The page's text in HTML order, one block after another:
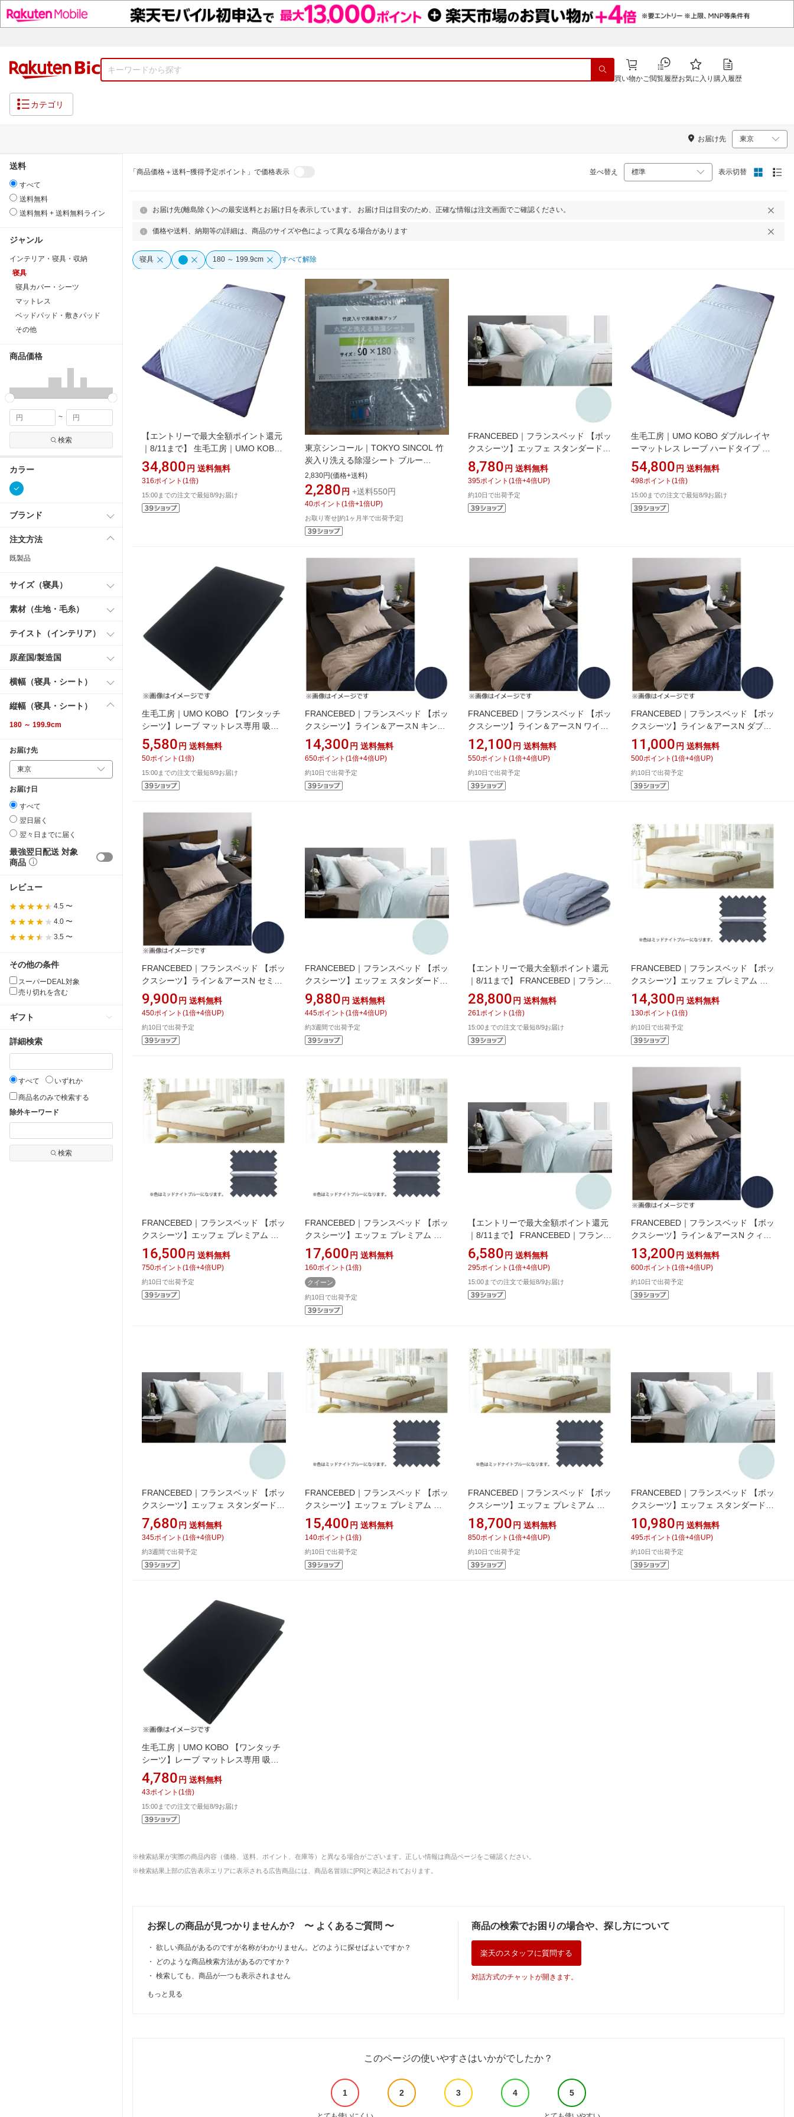
買い物かご閲覧履歴お気に入り 購入履歴
カテゴリ
お届け先
送料
すべて
送料無料
送料無料 + 送料無料ライン
ジャンル
インテリア・寝具・収納
寝具
寝具カバー・シーツ
マットレス
ベッドパッド・敷きパッド
その他
商品価格
~
検索
カラー
ブランド
注文方法
既製品
サイズ（寝具）
素材（生地・毛糸）
テイスト（インテリア）
原産国/製造国
横幅（寝具・シート）
縦幅（寝具・シート）
180 ～ 199.9cm
お届け先
お届け日
すべて
翌日届く
翌々日までに届く
最強翌日配送 対象
商品
レビュー
4.5 〜
4.0 〜
3.5 〜
その他の条件
スーパーDEAL対象
売り切れを含む
ギフト
詳細検索
すべて
いずれか
商品名のみで検索する
除外キーワード
検索
「商品価格＋送料−獲得予定ポイント」で価格表示 並べ替え 表示切替
お届け先(離島除く)への最安送料とお届け日を表示しています。 お届け日は目安のため、正確な情報は注文画面でご確認ください。
価格や送料、納期等の詳細は、商品のサイズや色によって異なる場合があります
寝具 180 ～ 199.9cm すべて解除
【エントリーで最大全額ポイント還元
｜8/11まで】 生毛工房｜UMO KOBO
ダブルレイヤーマットレス レーブ ハ
ードタイプ グレー×ブルー UM-B57-
HS [シングルサイズ]
34,800 円 送料無料
316ポイント (1 倍)
15:00までの注文で最短8/9お届け
東京シンコール｜TOKYO SINCOL 竹
炭入り洗える除湿シート ブルー
98005166 [90×180cm /シングルサイ
ズ /除湿パッド]
2,830円(価格+送料)
2,280 円 +送料550円
40ポイント (1倍+1倍UP)
お取り寄せ[約1ヶ月半で出荷予定]
FRANCEBED｜フランスベッド 【ボッ
クスシーツ】エッフェ スタンダード
ワイドダブルサイズ(綿
100%/154×195×35cm/ブルー) フラン
スベッド
8,780 円 送料無料
395ポイント (1 倍+4倍UP)
約10日で出荷予定
生毛工房｜UMO KOBO ダブルレイヤ
ーマットレス レーブ ハードタイプ グ
レー×ブルー UM-B57-HD [ダブルサイ
ズ]
54,800 円 送料無料
498ポイント (1 倍)
15:00までの注文で最短8/9お届け
生毛工房｜UMO KOBO 【ワンタッチ
シーツ】レーブ マットレス専用 吸水
速乾タイプ ダブルサイズ
（140×197×8cm/ネイビー）
5,580 円 送料無料
50ポイント (1倍)
15:00までの注文で最短8/9お届け
FRANCEBED｜フランスベッド 【ボッ
クスシーツ】ライン＆アースN キング
サイズ（綿100％/195×195×35cm/ネイ
ビー） フランスベッド
14,300 円 送料無料
650ポイント (1倍+4倍UP)
約10日で出荷予定
FRANCEBED｜フランスベッド 【ボッ
クスシーツ】ライン＆アースN ワイド
ダブルサイズ（綿
100％/154×195×35cm/ネイビー） フ
ランスベッド
12,100 円 送料無料
550ポイント (1倍+4倍UP)
約10日で出荷予定
FRANCEBED｜フランスベッド 【ボッ
クスシーツ】ライン＆アースN ダブル
サイズ（綿100％/140×195×35cm/ネイ
ビー） フランスベッド
11,000 円 送料無料
500ポイント (1倍+4倍UP)
約10日で出荷予定
FRANCEBED｜フランスベッド 【ボッ
クスシーツ】ライン＆アースN セミダ
ブルサイズ（綿100％/122×195×35cm/
ネイビー） フランスベッド
9,900 円 送料無料
450ポイント (1倍+4倍UP)
約10日で出荷予定
FRANCEBED｜フランスベッド 【ボッ
クスシーツ】エッフェ スタンダード
クィーンサイズ(綿
100%/170×195×35cm/ブルー) フラン
スベッド
9,880 円 送料無料
445ポイント (1倍+4倍UP)
約3週間で出荷予定
【エントリーで最大全額ポイント還元
｜8/11まで】 FRANCEBED｜フランス
ベッド 【ベッドパッド/ボックスシー
ツ】クラウディアベッドパッド＆マッ
トレスカバー(ワイドダブルサイ
ズ/154×195cm/ブルー) フランスベッ
ド
28,800 円 送料無料
261ポイント (1倍)
15:00までの注文で最短8/9お届け
FRANCEBED｜フランスベッド 【ボッ
クスシーツ】エッフェ プレミアム セ
ミダブルサイズ(綿
100%/122×195×40cm/ミッドナイトブ
ルー) フランスベッド
14,300 円 送料無料
130ポイント (1倍)
約10日で出荷予定
FRANCEBED｜フランスベッド 【ボッ
クスシーツ】エッフェ プレミアム ワ
イドダブルサイズ(綿
100%/154×195×40cm/ミッドナイトブ
ルー) フランスベッド
16,500 円 送料無料
750ポイント (1倍+4倍UP)
約10日で出荷予定
FRANCEBED｜フランスベッド 【ボッ
クスシーツ】エッフェ プレミアム ク
ィーンサイズ(綿
100%/170×195×40cm/ミッドナイトブ
ルー) フランスベッド
17,600 円 送料無料
160ポイント (1倍)
クイーン
約10日で出荷予定
【エントリーで最大全額ポイント還元
｜8/11まで】 FRANCEBED｜フランス
ベッド 【ボックスシーツ】エッフェ
スタンダード セミダブルサイズ(綿
100%/122×195×35cm/ブルー) フラン
スベッド
6,580 円 送料無料
295ポイント (1倍+4倍UP)
15:00までの注文で最短8/9お届け
FRANCEBED｜フランスベッド 【ボッ
クスシーツ】ライン＆アースN クィー
ンサイズ（綿100％/170×195×35cm/ネ
イビー） フランスベッド
13,200 円 送料無料
600ポイント (1倍+4倍UP)
約10日で出荷予定
FRANCEBED｜フランスベッド 【ボッ
クスシーツ】エッフェ スタンダード
ダブルサイズ(綿
100%/140×195×35cm/ブルー) フラン
スベッド
7,680 円 送料無料
345ポイント (1倍+4倍UP)
約3週間で出荷予定
FRANCEBED｜フランスベッド 【ボッ
クスシーツ】エッフェ プレミアム ダ
ブルサイズ(綿100%/140×195×40cm/
ミッドナイトブルー) フランスベッド
15,400 円 送料無料
140ポイント (1倍)
約10日で出荷予定
FRANCEBED｜フランスベッド 【ボッ
クスシーツ】エッフェ プレミアム キ
ングサイズ(綿100%/195×195×40cm/
ミッドナイトブルー) フランスベッド
18,700 円 送料無料
850ポイント (1倍+4倍UP)
約10日で出荷予定
FRANCEBED｜フランスベッド 【ボッ
クスシーツ】エッフェ スタンダード
キングサイズ(綿
100%/195×195×35cm/ブルー) フラン
スベッド
10,980 円 送料無料
495ポイント (1倍+4倍UP)
約10日で出荷予定
生毛工房｜UMO KOBO 【ワンタッチ
シーツ】レーブ マットレス専用 吸水
速乾タイプ セミダブルサイズ
（120×197×8cm/ネイビー）
4,780 円 送料無料
43ポイント (1倍)
15:00までの注文で最短8/9お届け
※検索結果が実際の商品内容（価格、送料、ポイント、在庫等）と異なる場合がございます。正しい情報は商品ページをご確認ください。
※検索結果上部の広告表示エリアに表示される広告商品には、商品名冒頭に[PR]と表記されております。
お探しの商品が見つかりませんか? 〜 よくあるご質問 〜
・ 欲しい商品があるのですが名称がわかりません。どのように探せばよいですか？
・
どのような商品検索方法があるのですか？
・ 検索しても、商品が一つも表示されません
もっと見る
商品の検索でお困りの場合や、探し方について
楽天のスタッフに質問する
対話方式のチャットが開きます。
このページの使いやすさはいかがでしたか？
1 2 3 4 5